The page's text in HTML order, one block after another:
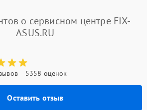
о сервисном центре FIX-
ASUS.RU
5358 оценок
Оставить отзыв